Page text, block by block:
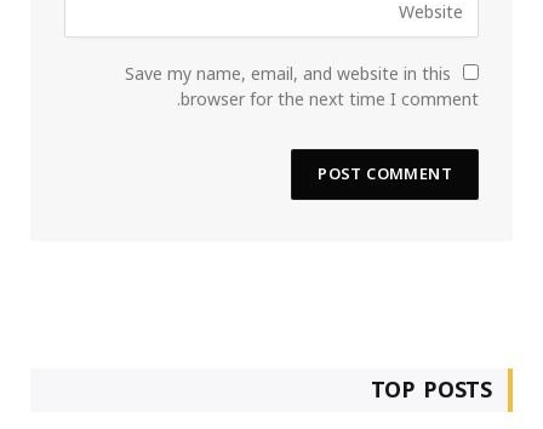
Save my name, email, and website in this
browser for the next time I comment.
TOP POSTS